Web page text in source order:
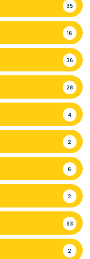
35
16
36
28
4
2
6
2
93
2